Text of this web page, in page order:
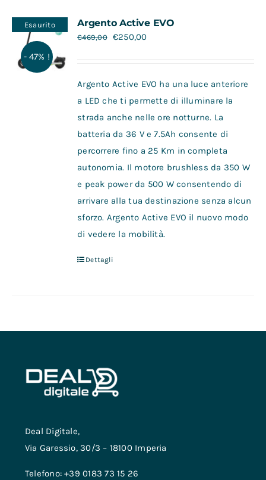
Contatti
Esaurito
- 47% !
Argento Active EVO
€469,00 €250,00
Argento Active EVO ha una luce anteriore
a LED che ti permette di illuminare la
strada anche nelle ore notturne. La
batteria da 36 V e 7.5Ah consente di
percorrere fino a 25 Km in completa
autonomia. Il motore brushless da 350 W
e peak power da 500 W consentendo di
arrivare alla tua destinazione senza alcun
sforzo. Argento Active EVO il nuovo modo
di vedere la mobilità.
Dettagli
Deal Digitale,
Via Garessio, 30/3 – 18100 Imperia
Telefono: +39 0183 73 15 26